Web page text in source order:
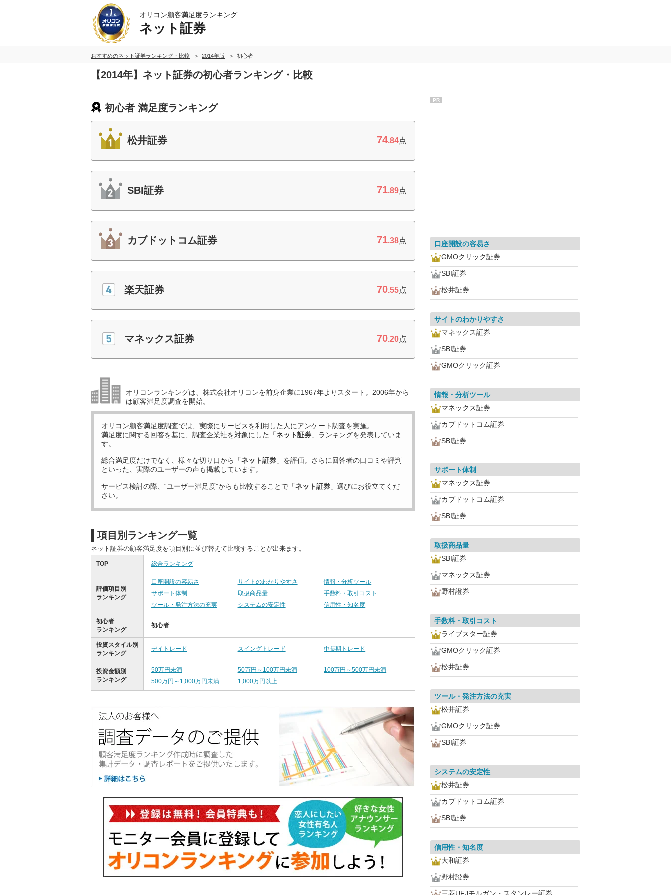
オリコン顧客満足度ランキング
ネット証券
おすすめのネット証券ランキング・比較 2014年版 初心者
【2014年】ネット証券の初心者ランキング・比較
初心者 満足度ランキング
松井証券 74.84点
SBI証券 71.89点
カブドットコム証券 71.38点
楽天証券 70.55点
マネックス証券 70.20点
オリコンランキングは、株式会社オリコンを前身企業に1967年よりスタート。2006年から
は顧客満足度調査を開始。
オリコン顧客満足度調査では、実際にサービスを利用した 人にアンケート調査を実施。
満足度に関する回答を基に、調査企業社を対象にした「ネット証券 」ランキングを発表していま
す。
総合満足度だけでなく、様々な切り口から「ネット証券 」を評価。さらに回答者の口コミや評判
といった、実際のユーザーの声も掲載しています。
サービス検討の際、“ユーザー満足度”からも比較することで「ネット証券 」選びにお役立てくだ
さい。
項目別ランキング一覧
ネット証券の顧客満足度を項目別に並び替えて比較することが出来ます。
TOP 総合ランキング
評価項目別
ランキング
口座開設の容易さ サイトのわかりやすさ
情報・分析ツール
サポート体制
取扱商品量
手数料・取引コスト
ツール・発注方法の充実
システムの安定性 信用性・知名度
初心者
ランキング
初心者
投資スタイル別
ランキング
デイトレード スイングトレード 中長期トレード
投資金額別
ランキング
50万円未満 50万円～100万円未満
100万円～500万円未満
500万円～1,000万円未満
1,000万円以上
PR
口座開設の容易さ
GMOクリック証券
SBI証券
松井証券
サイトのわかりやすさ
マネックス証券
SBI証券
GMOクリック証券
情報・分析ツール
マネックス証券
カブドットコム証券
SBI証券
サポート体制
マネックス証券
カブドットコム証券
SBI証券
取扱商品量
SBI証券
マネックス証券
野村證券
手数料・取引コスト
ライブスター証券
GMOクリック証券
松井証券
ツール・発注方法の充実
松井証券
GMOクリック証券
SBI証券
システムの安定性
松井証券
カブドットコム証券
SBI証券
信用性・知名度
大和証券
野村證券
三菱UFJモルガン・スタンレー証券